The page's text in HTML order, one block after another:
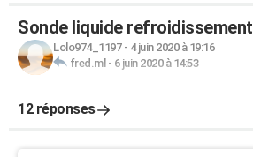
Sonde liquide refroidissement
Lolo974_1197- 4 juin 2020 à 19:16
fred.ml - 6 juin 2020 à 14:53
12 réponses